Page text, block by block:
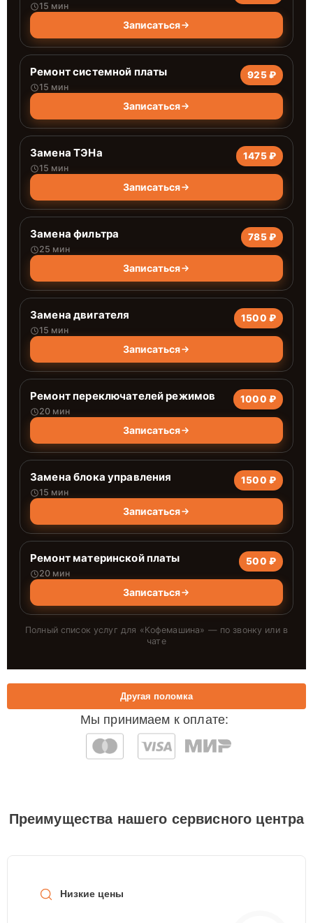
15 мин
Записаться
Ремонт системной платы
15 мин
925 ₽
Записаться
Замена ТЭНа
15 мин
1475 ₽
Записаться
Замена фильтра
25 мин
785 ₽
Записаться
Замена двигателя
15 мин
1500 ₽
Записаться
Ремонт переключателей режимов
20 мин
1000 ₽
Записаться
Замена блока управления
15 мин
1500 ₽
Записаться
Ремонт материнской платы
20 мин
500 ₽
Записаться
Полный список услуг для «Кофемашина» — по звонку или в
чате
Мы принимаем к оплате:
Другая поломка
Преимущества нашего сервисного центра
Низкие цены